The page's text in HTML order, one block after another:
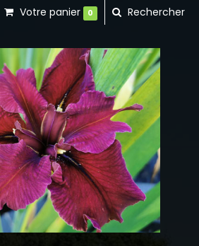
Next
Votre panier 0 Rechercher